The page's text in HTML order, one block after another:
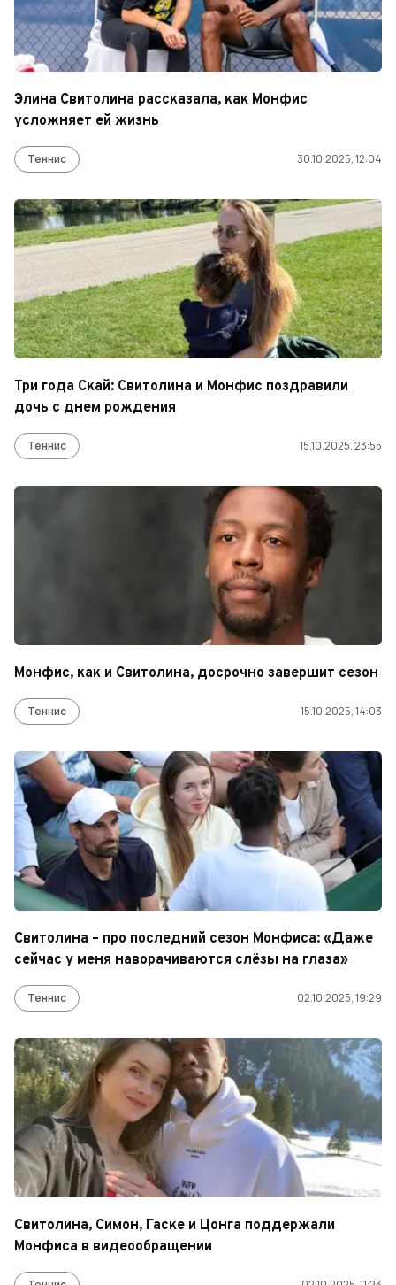
Элина Свитолина рассказала, как Монфис
усложняет ей жизнь
Теннис 30.10.2025, 12:04
Три года Скай: Свитолина и Монфис поздравили
дочь с днем рождения
Теннис 15.10.2025, 23:55
Монфис, как и Свитолина, досрочно завершит сезон
Теннис 15.10.2025, 14:03
Свитолина – про последний сезон Монфиса: «Даже
сейчас у меня наворачиваются слёзы на глаза»
Теннис 02.10.2025, 19:29
Свитолина, Симон, Гаске и Цонга поддержали
Монфиса в видеообращении